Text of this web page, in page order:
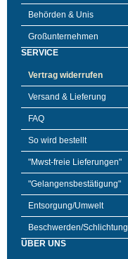
Behörden & Unis
Großunternehmen
SERVICE
Vertrag widerrufen
Versand & Lieferung
FAQ
So wird bestellt
"Mwst-freie Lieferungen"
"Gelangensbestätigung"
Entsorgung/Umwelt
Beschwerden/Schlichtung
ÜBER UNS